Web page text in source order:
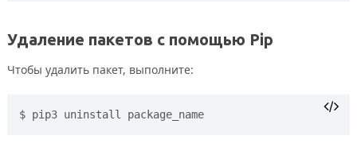
Удаление пакетов с помощью Pip
Чтобы удалить пакет, выполните:
pip3 uninstall package_name